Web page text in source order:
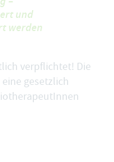
und
werden
verpflichtet! Die
gesetzlich